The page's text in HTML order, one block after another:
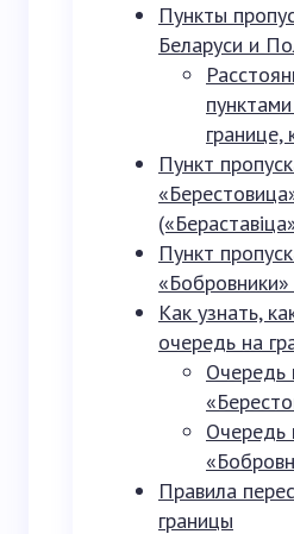
Пункты
Беларуси и
границе,
Пункт
Пункт
Как узнать,
очередь на
Очередь
Очередь
Правила
границы